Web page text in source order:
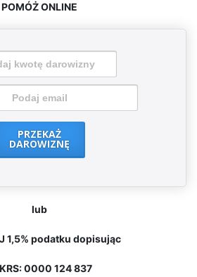
POMÓŻ ONLINE
PRZEKAŻ
DAROWIZNĘ
lub
1,5% podatku dopisując
0000 124 837